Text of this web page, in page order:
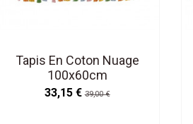
Tapis En Coton Nuage
100x60cm
33,15 €39,00 €